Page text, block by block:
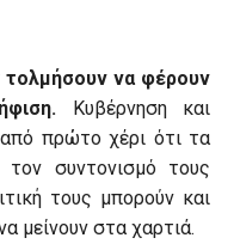
τολμήσουν να φέρουν
Κυβέρνηση και
από πρώτο χέρι ότι τα
συντονισμό τους
τους μπορούν και
μείνουν στα χαρτιά.